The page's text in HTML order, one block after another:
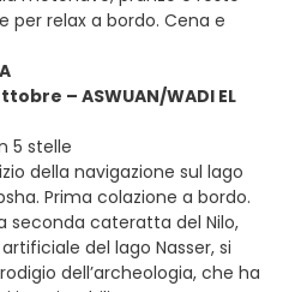
per relax a bordo. Cena e
– ASWUAN/WADI EL
5 stelle
della navigazione sul lago
Prima colazione a bordo.
seconda cateratta del Nilo,
del lago Nasser, si
dell’archeologia, che ha